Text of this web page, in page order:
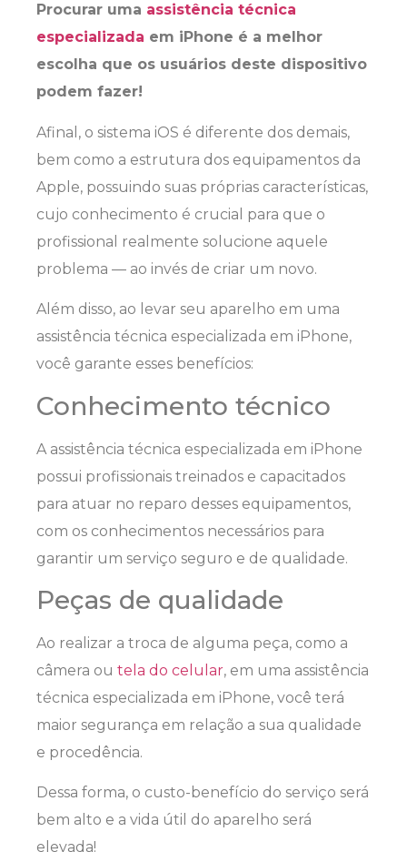
Procurar uma assistência técnica
especializada em iPhone é a melhor
escolha que os usuários deste dispositivo
podem fazer!
Afinal, o sistema iOS é diferente dos demais,
bem como a estrutura dos equipamentos da
Apple, possuindo suas próprias características,
cujo conhecimento é crucial para que o
profissional realmente solucione aquele
problema — ao invés de criar um novo.
Além disso, ao levar seu aparelho em uma
assistência técnica especializada em iPhone,
você garante esses benefícios:
Conhecimento técnico
A assistência técnica especializada em iPhone
possui profissionais treinados e capacitados
para atuar no reparo desses equipamentos,
com os conhecimentos necessários para
garantir um serviço seguro e de qualidade.
Peças de qualidade
Ao realizar a troca de alguma peça, como a
câmera ou tela do celular, em uma assistência
técnica especializada em iPhone, você terá
maior segurança em relação a sua qualidade
e procedência.
Dessa forma, o custo-benefício do serviço será
bem alto e a vida útil do aparelho será
elevada!